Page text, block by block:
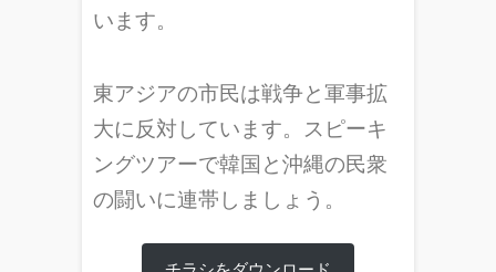
います。
東アジアの市民は戦争と軍事拡
大に反対しています。スピーキ
ングツアーで韓国と沖縄の民衆
の闘いに連帯しましょう。